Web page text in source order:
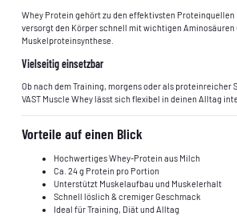
Whey Protein gehört zu den effektivsten Proteinquellen
versorgt den Körper schnell mit wichtigen
Muskelproteinsynthese.
Vielseitig einsetzbar
Ob nach dem Training, morgens oder als proteinreicher
VAST Muscle Whey lässt sich flexibel in deinen Alltag
Vorteile auf einen Blick
Hochwertiges Whey-Protein aus Milch
Ca. 24 g Protein pro Portion
Unterstützt Muskelaufbau und Muskelerhalt
Schnell löslich & cremiger Geschmack
Ideal für Training, Diät und Alltag